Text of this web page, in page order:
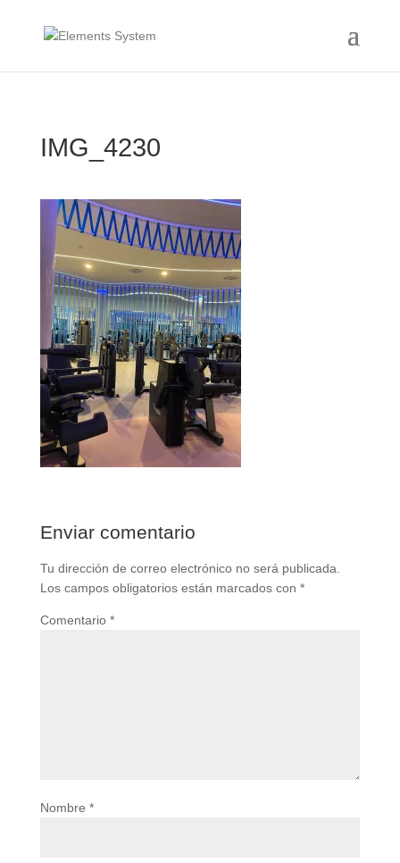
IMG_4230
Enviar comentario
Tu dirección de correo electrónico no será publicada.
Los campos obligatorios están marcados con *
Comentario *
Nombre *